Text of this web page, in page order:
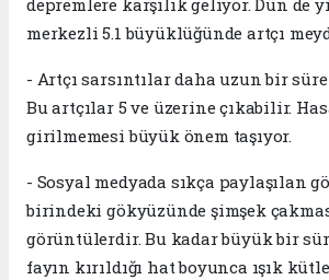
depremlere karşılık geliyor. Dün de
merkezli 5.1 büyüklüğünde artçı
- Artçı sarsıntılar daha uzun bir süre
Bu artçılar 5 ve üzerine çıkabilir.
girilmemesi büyük önem taşıyor.
- Sosyal medyada sıkça paylaşılan
birindeki gökyüzünde şimşek
görüntülerdir. Bu kadar büyük bir
fayın kırıldığı hat boyunca ışık